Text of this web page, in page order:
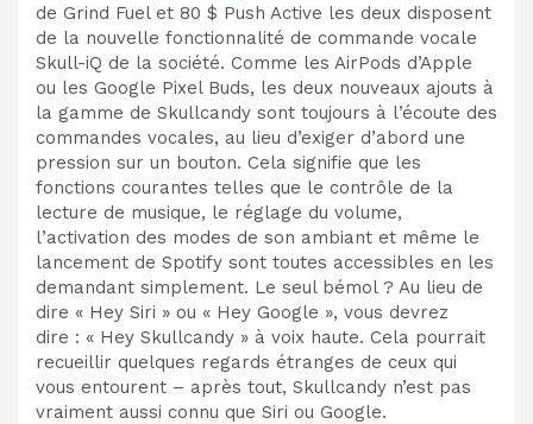
de Grind Fuel et 80 $ Push Active les deux disposent
de la nouvelle fonctionnalité de commande vocale
Skull-iQ de la société. Comme les AirPods d’Apple
ou les Google Pixel Buds, les deux nouveaux ajouts à
la gamme de Skullcandy sont toujours à l’écoute des
commandes vocales, au lieu d’exiger d’abord une
pression sur un bouton. Cela signifie que les
fonctions courantes telles que le contrôle de la
lecture de musique, le réglage du volume,
l’activation des modes de son ambiant et même le
lancement de Spotify sont toutes accessibles en les
demandant simplement. Le seul bémol ? Au lieu de
dire « Hey Siri » ou « Hey Google », vous devrez
dire : « Hey Skullcandy » à voix haute. Cela pourrait
recueillir quelques regards étranges de ceux qui
vous entourent – après tout, Skullcandy n’est pas
vraiment aussi connu que Siri ou Google.